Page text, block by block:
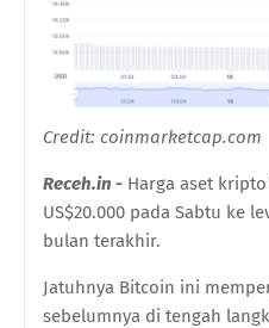
Credit: coinmarketcap.com
Receh.in - Harga aset
US$20.000 pada Sabtu ke
bulan terakhir.
Jatuhnya Bitcoin ini
sebelumnya di tengah